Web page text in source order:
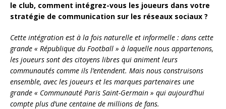
le club, comment intégrez-vous les joueurs dans votre
stratégie de communication sur les réseaux sociaux ?
Cette intégration est à la fois naturelle et informelle : dans cette
grande « République du Football » à laquelle nous appartenons,
les joueurs sont des citoyens libres qui animent leurs
communautés comme ils l’entendent. Mais nous construisons
ensemble, avec les joueurs et les marques partenaires une
grande « Communauté Paris Saint-Germain » qui aujourd’hui
compte plus d’une centaine de millions de fans.